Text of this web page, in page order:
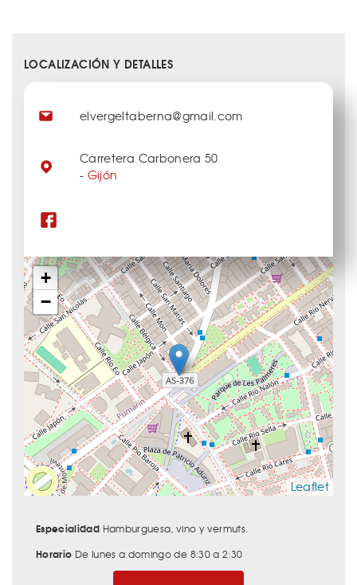
LOCALIZACIÓN Y DETALLES
+
−
Leaflet
elvergeltaberna@gmail.com
Carretera Carbonera 50
- Gijón
Especialidad Hamburguesa, vino y vermuts.
Horario De lunes a domingo de 8:30 a 2:30